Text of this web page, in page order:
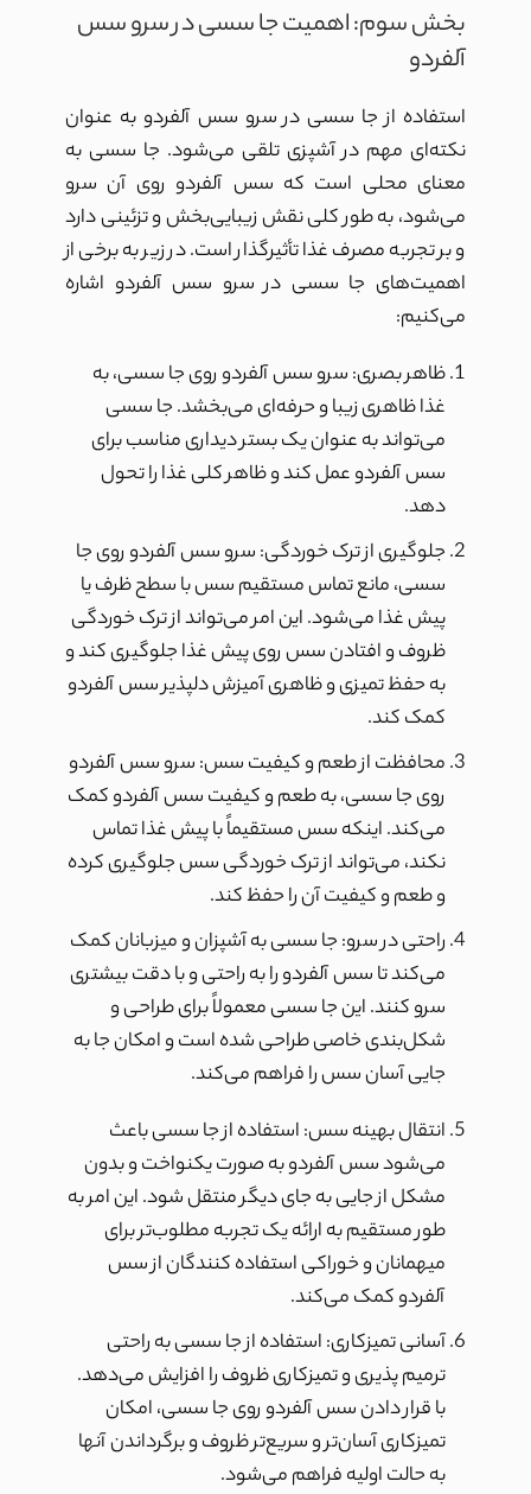
بخش سوم: اهمیت جا سسی در سرو سس
آلفردو
استفاده از جا سسی در سرو سس آلفردو به عنوان
نکته‌ای مهم در آشپزی تلقی می‌شود. جا سسی به
معنای محلی است که سس آلفردو روی آن سرو
می‌شود، به طور کلی نقش زیبایی‌بخش و تزئینی دارد
و بر تجربه مصرف غذا تأثیرگذار است. در زیر به برخی از
اهمیت‌های جا سسی در سرو سس آلفردو اشاره
می‌کنیم:
ظاهر بصری: سرو سس آلفردو روی جا سسی، به
غذا ظاهری زیبا و حرفه‌ای می‌بخشد. جا سسی
می‌تواند به عنوان یک بستر دیداری مناسب برای
سس آلفردو عمل کند و ظاهر کلی غذا را تحول
دهد.
جلوگیری از ترک خوردگی: سرو سس آلفردو روی جا
سسی، مانع تماس مستقیم سس با سطح ظرف یا
پیش غذا می‌شود. این امر می‌تواند از ترک خوردگی
ظروف و افتادن سس روی پیش غذا جلوگیری کند و
به حفظ تمیزی و ظاهری آمیزش دلپذیر سس آلفردو
کمک کند.
محافظت از طعم و کیفیت سس: سرو سس آلفردو
روی جا سسی، به طعم و کیفیت سس آلفردو کمک
می‌کند. اینکه سس مستقیماً با پیش غذا تماس
نکند، می‌تواند از ترک خوردگی سس جلوگیری کرده
و طعم و کیفیت آن را حفظ کند.
راحتی در سرو: جا سسی به آشپزان و میزبانان کمک
می‌کند تا سس آلفردو را به راحتی و با دقت بیشتری
سرو کنند. این جا سسی معمولاً برای طراحی و
شکل‌بندی خاصی طراحی شده است و امکان جا به
جایی آسان سس را فراهم می‌کند.
انتقال بهینه سس: استفاده از جا سسی باعث
می‌شود سس آلفردو به صورت یکنواخت و بدون
مشکل از جایی به جای دیگر منتقل شود. این امر به
طور مستقیم به ارائه یک تجربه مطلوب‌تر برای
میهمانان و خوراکی استفاده کنندگان از سس
آلفردو کمک می‌کند.
آسانی تمیزکاری: استفاده از جا سسی به راحتی
ترمیم پذیری و تمیزکاری ظروف را افزایش می‌دهد.
با قرار دادن سس آلفردو روی جا سسی، امکان
تمیزکاری آسان‌تر و سریع‌تر ظروف و برگرداندن آنها
به حالت اولیه فراهم می‌شود.